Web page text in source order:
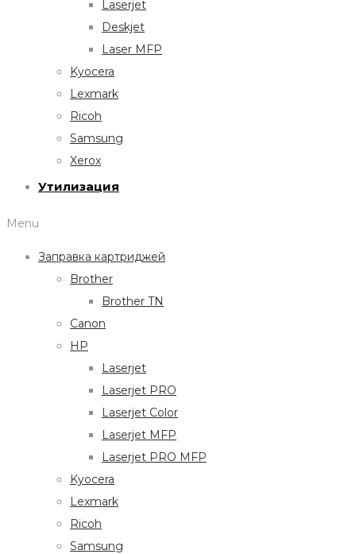
Laserjet
Deskjet
Laser MFP
Kyocera
Lexmark
Ricoh
Samsung
Xerox
Утилизация
Menu
Заправка картриджей
Brother
Brother TN
Canon
HP
Laserjet
Laserjet PRO
Laserjet Color
Laserjet MFP
Laserjet PRO MFP
Kyocera
Lexmark
Ricoh
Samsung